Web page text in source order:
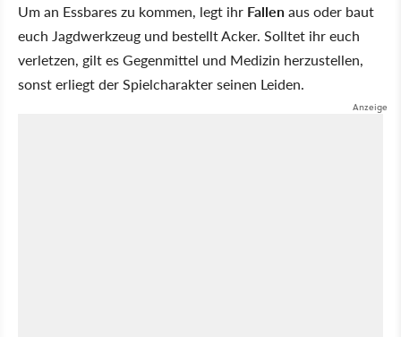
Um an Essbares zu kommen, legt ihr Fallenaus oder baut
euch Jagdwerkzeug und bestellt Acker. Solltet ihr euch
verletzen, gilt es Gegenmittel und Medizin herzustellen,
sonst erliegt der Spielcharakter seinen Leiden.